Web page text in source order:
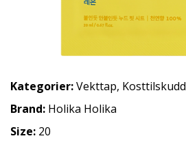
Kategorier:Vekttap, Kosttilskudd
Brand: Holika Holika
Size: 20